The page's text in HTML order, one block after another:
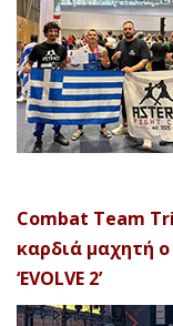
Combat Team
καρδιά μαχητή
‘EVOLVE 2’